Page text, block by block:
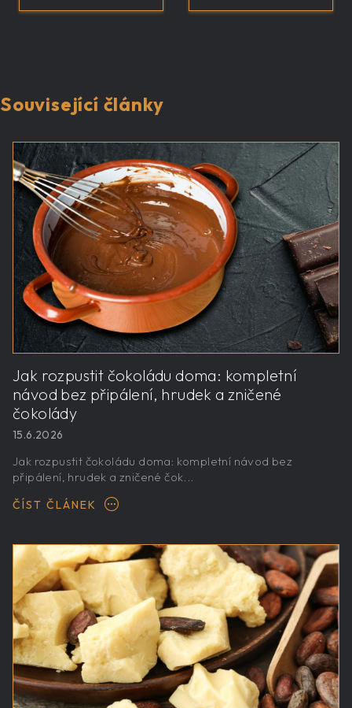
Související články
Jak rozpustit čokoládu doma: kompletní
návod bez připálení, hrudek a zničené
čokolády
15.6.2026
Jak rozpustit čokoládu doma: kompletní návod bez
připálení, hrudek a zničené čok...
ČÍST ČLÁNEK